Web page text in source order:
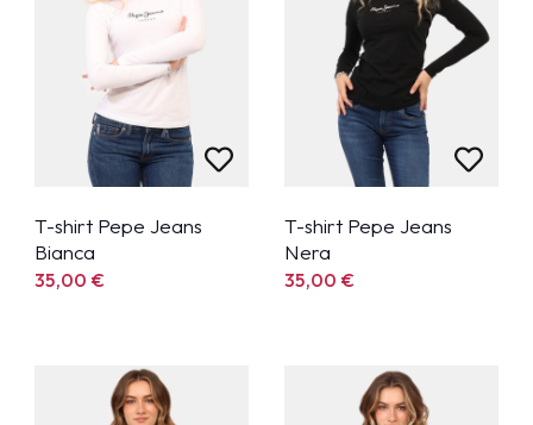
T-shirt Pepe Jeans
Bianca
35,00€
T-shirt Pepe Jeans
Nera
35,00€